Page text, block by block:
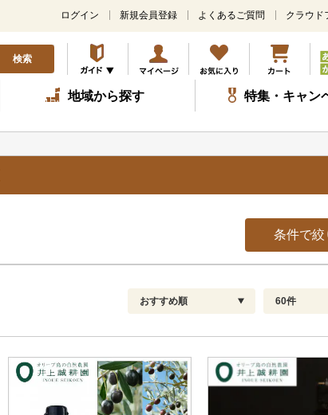
メ
ン
コ
ン
テ
ツ
ッ
ログイン 新規会員登録 よくあるご質問 クラウド
検索
地域から探す 特集・キャン
条件で絞
解除 配送指定
お届け日時指定可
お届け時間帯指定可
発送される月指定可
おすすめ順
新着順
レビュー件数順
レビュー評価順
60件
60
90